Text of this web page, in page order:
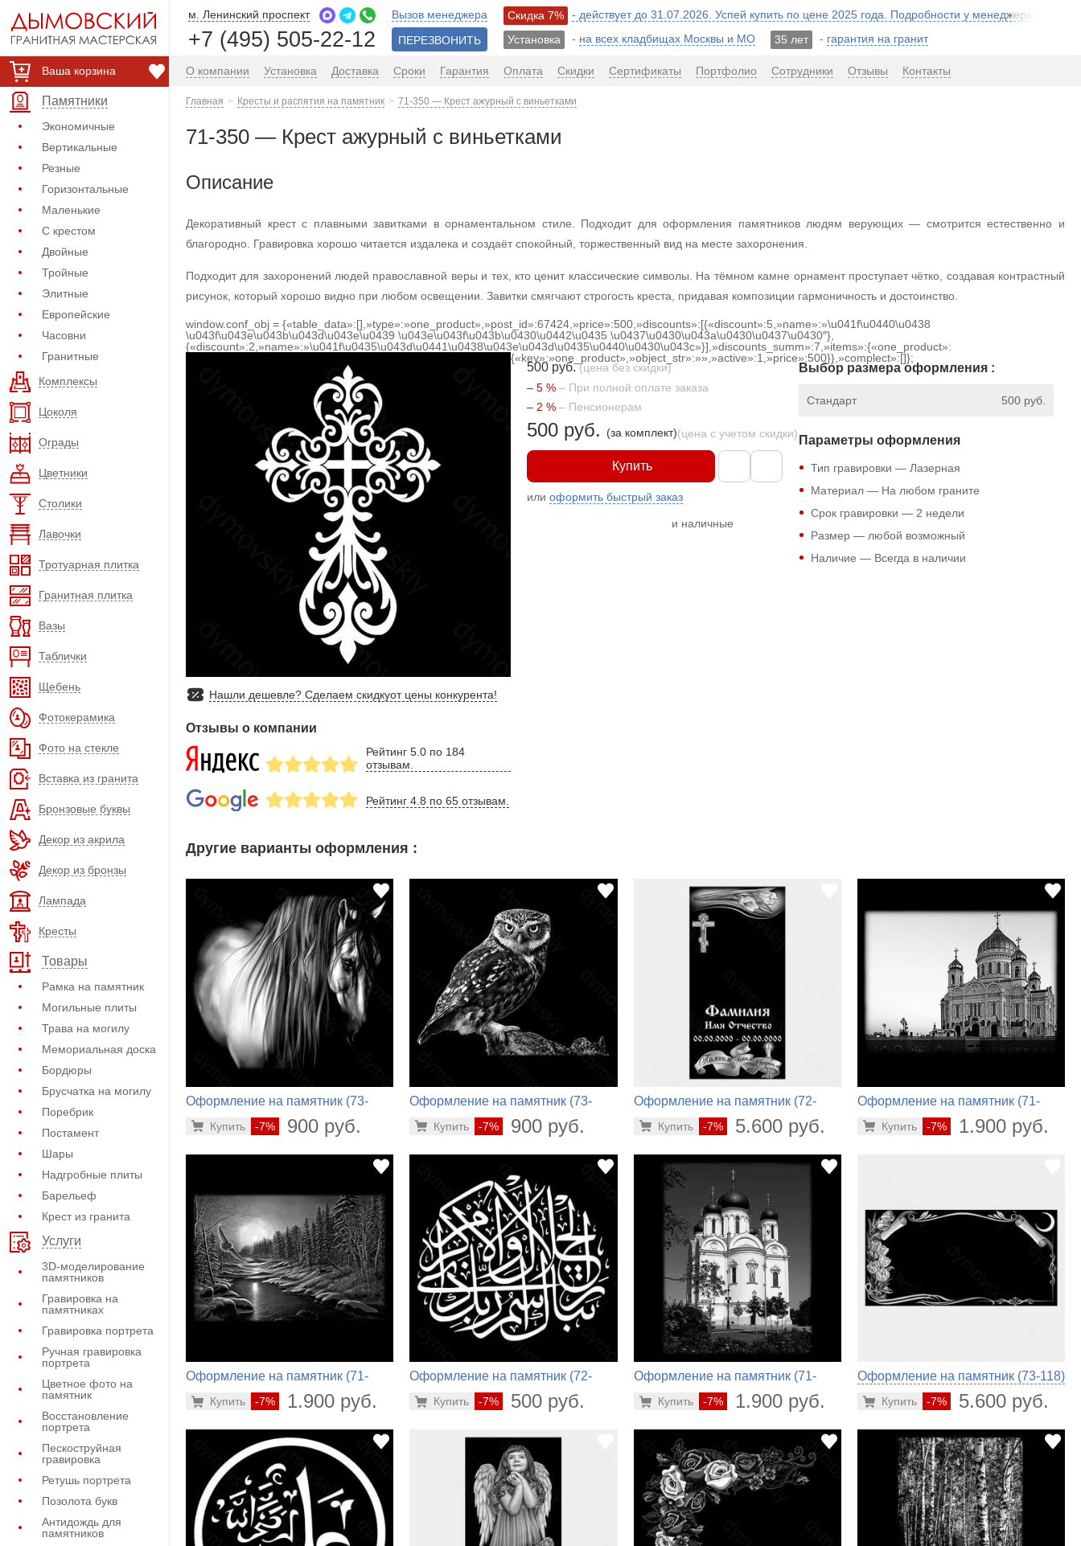
Ваша корзина
Памятники
Экономичные
Вертикальные
Резные
Горизонтальные
Маленькие
С крестом
Двойные
Тройные
Элитные
Европейские
Часовни
Гранитные
Комплексы
Цоколя
Ограды
Цветники
Столики
Лавочки
Тротуарная плитка
Гранитная плитка
Вазы
Таблички
Щебень
Фотокерамика
Фото на стекле
Вставка из гранита
Бронзовые буквы
Декор из акрила
Декор из бронзы
Лампада
Кресты
Товары
Рамка на памятник
Могильные плиты
Трава на могилу
Мемориальная доска
Бордюры
Брусчатка на могилу
Поребрик
Постамент
Шары
Надгробные плиты
Барельеф
Крест из гранита
Услуги
3D-моделирование
памятников
Гравировка на
памятниках
Гравировка портрета
Ручная гравировка
портрета
Цветное фото на
памятник
Восстановление
портрета
Пескоструйная
гравировка
Ретушь портрета
Позолота букв
Антидождь для
памятников
м. Ленинский проспект
+7 (495) 505-22-12
Вызов менеджера
ПЕРЕЗВОНИТЬ
Скидка 7%
- действует до 31.07.2026. Успей купить по цене 2025 года. Подробности у менеджера!
Установка
- на всех кладбищах Москвы и МО 35 лет - гарантия на гранит
О компании Установка Доставка Сроки Гарантия Оплата Скидки Сертификаты Портфолио Сотрудники Отзывы Контакты
Главная Кресты и распятия на памятник 71-350 — Крест ажурный с виньетками
71-350 — Крест ажурный с виньетками
Описание
Декоративный крест с плавными завитками в орнаментальном стиле. Подходит для оформления памятников людям верующих — смотрится естественно и
благородно. Гравировка хорошо читается издалека и создаёт спокойный, торжественный вид на месте захоронения.
Подходит для захоронений людей православной веры и тех, кто ценит классические символы. На тёмном камне орнамент проступает чётко, создавая контрастный
рисунок, который хорошо видно при любом освещении. Завитки смягчают строгость креста, придавая композиции гармоничность и достоинство.
window.conf_obj = {«table_data»:[],»type»:»one_product»,»post_id»:67424,»price»:500,»discounts»:[{«discount»:5,»name»:»\u041f\u0440\u0438
\u043f\u043e\u043b\u043d\u043e\u0439 \u043e\u043f\u043b\u0430\u0442\u0435 \u0437\u0430\u043a\u0430\u0437\u0430″},
{«discount»:2,»name»:»\u041f\u0435\u043d\u0441\u0438\u043e\u043d\u0435\u0440\u0430\u043c»}],»discounts_summ»:7,»items»:{«one_product»:
{«key»:»one_product»,»object_str»:»»,»active»:1,»price»:500}},»complect»:[]};
Нашли дешевле? Сделаем скидкуот цены конкурента!
Отзывы о компании
Рейтинг 5.0 по 184
отзывам.
Рейтинг 4.8 по 65 отзывам.
500 руб. (цена без скидки)
– 5 % – При полной оплате заказа
– 2 % – Пенсионерам
500 руб. (за комплект)(цена с учетом скидки)
Купить
илиоформить быстрый заказ
и наличные
Выбор размера оформления :
500 руб.
Стандарт
Параметры оформления
Тип гравировки — Лазерная
Материал — На любом граните
Срок гравировки — 2 недели
Размер — любой возможный
Наличие — Всегда в наличии
Другие варианты оформления :
Оформление на памятник (73-
-7% 900 руб.
Купить
Оформление на памятник (73-
-7% 900 руб.
Купить
Оформление на памятник (72-
-7% 5.600 руб.
Купить
Оформление на памятник (71-
-7% 1.900 руб.
Купить
Оформление на памятник (71-
-7% 1.900 руб.
Купить
Оформление на памятник (72-
-7% 500 руб.
Купить
Оформление на памятник (71-
-7% 1.900 руб.
Купить
Оформление на памятник (73-118)
-7% 5.600 руб.
Купить